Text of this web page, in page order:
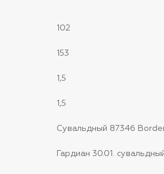
102
153
1,5
1,5
Сувальдный 87346
Гардиан 30.01.